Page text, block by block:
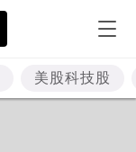
美股科技股